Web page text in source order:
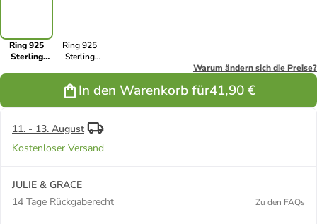
Ring 925
Sterling
Ring 925
Sterling
Warum ändern sich die Preise?
In den Warenkorb für41,90 €
11. - 13. August
Kostenloser Versand
JULIE & GRACE
14 Tage Rückgaberecht
Zu den FAQs